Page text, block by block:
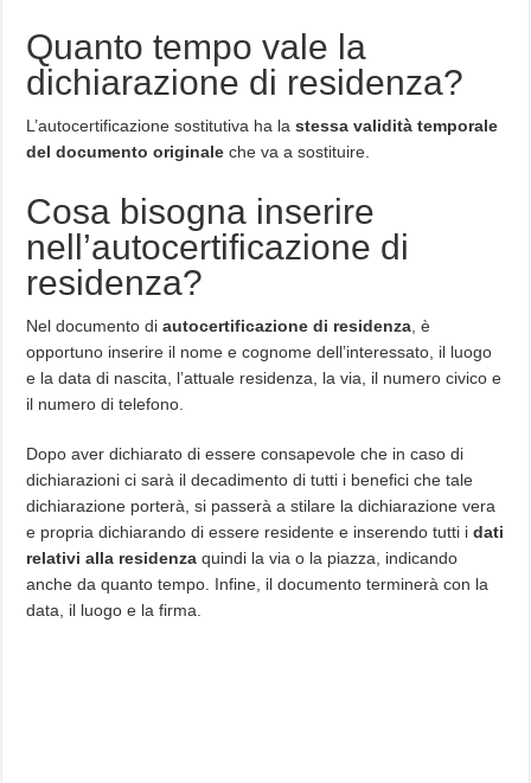
Quanto tempo vale la
dichiarazione di residenza?
L’autocertificazione sostitutiva ha lastessa validità temporale
del documento originale che va a sostituire.
Cosa bisogna inserire
nell’autocertificazione di
residenza?
Nel documento diautocertificazione di residenza , è
opportuno inserire il nome e cognome dell’interessato, il luogo
e la data di nascita, l’attuale residenza, la via, il numero civico e
il numero di telefono.
Dopo aver dichiarato di essere consapevole che in caso di
dichiarazioni ci sarà il decadimento di tutti i benefici che tale
dichiarazione porterà, si passerà a stilare la dichiarazione vera
e propria dichiarando di essere residente e inserendo tutti idati
relativi alla residenza quindi la via o la piazza, indicando
anche da quanto tempo. Infine, il documento terminerà con la
data, il luogo e la firma.